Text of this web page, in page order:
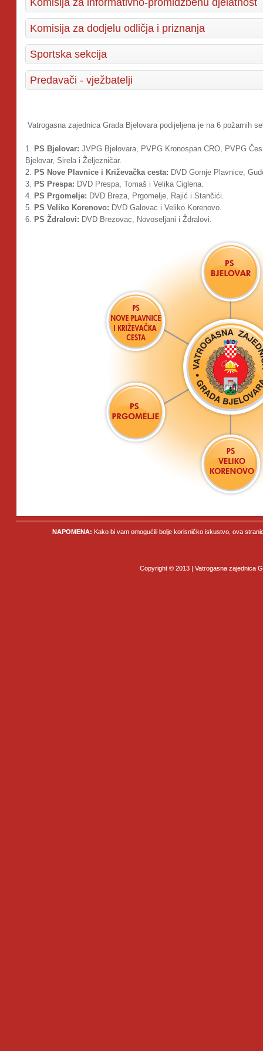
Komisija za informativno-promidžbenu djelatnost
Komisija za dodjelu odličja i priznanja
Sportska sekcija
Predavači - vježbatelji
Vatrogasna zajednica Grada Bjelovara podijeljena je na 6 požarnih
1. PS Bjelovar: JVPG Bjelovara, PVPG Kronospan CRO, PVPG
Bjelovar, Sirela i Željezničar.
2. PS Nove Plavnice i Križevačka cesta: DVD Gornje Plavnice,
3. PS Prespa: DVD Prespa, Tomaš i Velika Ciglena.
4. PS Prgomelje: DVD Breza, Prgomelje, Rajić i Stančići.
5. PS Veliko Korenovo: DVD Galovac i Veliko Korenovo.
6. PS Ždralovi: DVD Brezovac, Novoseljani i Ždralovi.
NAPOMENA: Kako bi vam omogućili bolje korisničko iskustvo, ova
Copyright © 2013 | Vatrogasna zajednica